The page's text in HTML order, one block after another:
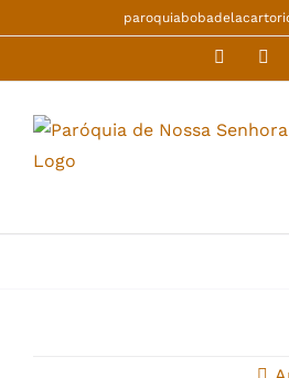
content
Facebook